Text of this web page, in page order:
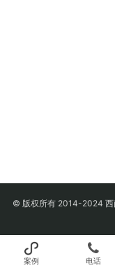
© 版权所有 2014-2024 西
案例 电话